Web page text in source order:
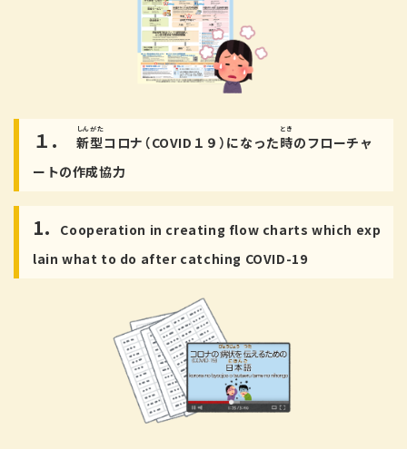
１. 新型
しんがた
コロナ（COVID１９）になった時
とき
のフローチャ
ートの作成協力
1.
Cooperation in creating flow charts which exp
lain what to do after catching COVID-19